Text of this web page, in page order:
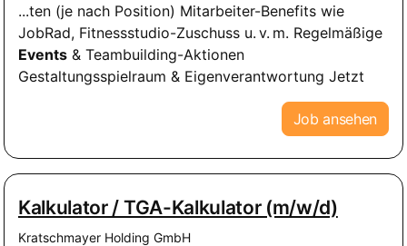
...ten (je nach Position) Mitarbeiter-Benefits wie
JobRad, Fitnessstudio-Zuschuss u. v. m. Regelmäßige
Events & Teambuilding-Aktionen
Gestaltungsspielraum & Eigenverantwortung Jetzt
Job ansehen
Kalkulator / TGA-Kalkulator (m/w/d)
Kratschmayer Holding GmbH